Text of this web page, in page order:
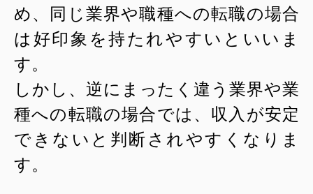
め、同じ業界や職種への転職の場合
は好印象を持たれやすいといいま
す。
しかし、逆にまったく違う業界や業
種への転職の場合では、収入が安定
できないと判断されやすくなりま
す。